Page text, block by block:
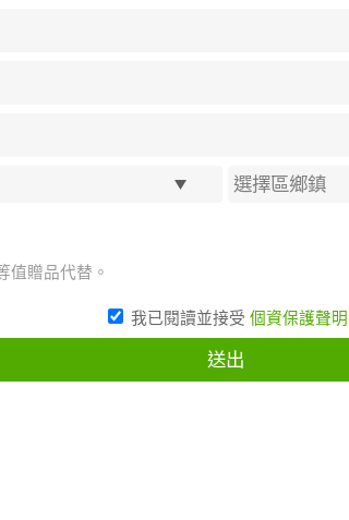
值贈品代替。
我已閱讀並接受 個資保護聲明
送出